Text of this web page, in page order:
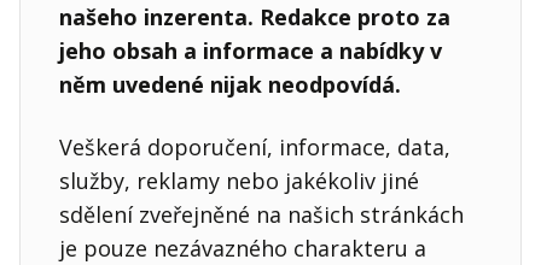
našeho inzerenta. Redakce proto za
jeho obsah a informace a nabídky v
něm uvedené nijak neodpovídá.
Veškerá doporučení, informace, data,
služby, reklamy nebo jakékoliv jiné
sdělení zveřejněné na našich stránkách
je pouze nezávazného charakteru a